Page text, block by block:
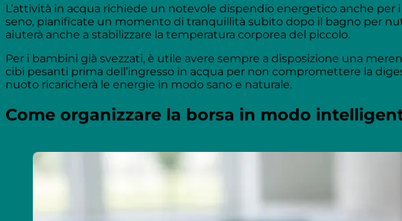
L’attività in acqua richiede un notevole dispendio energetico anche per
seno, pianificate un momento di tranquillità subito dopo il bagno per
aiuterà anche a stabilizzare la temperatura corporea del piccolo.
Per i bambini già svezzati, è utile avere sempre a disposizione una
cibi pesanti prima dell’ingresso in acqua per non compromettere la
nuoto ricaricherà le energie in modo sano e naturale.
Come organizzare la borsa in modo